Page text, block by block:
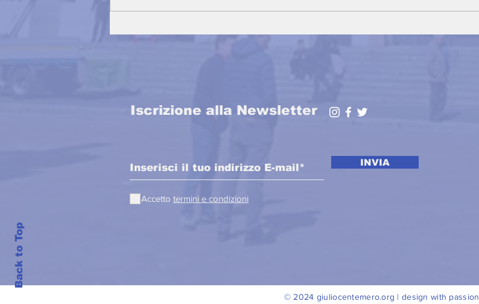
Hello! How are you?
beginning of a full
Back to Top
Iscrizione alla Newsletter
INVIA
Accetto termini e condizioni
© 2024 giuliocentemero.org | design with passion